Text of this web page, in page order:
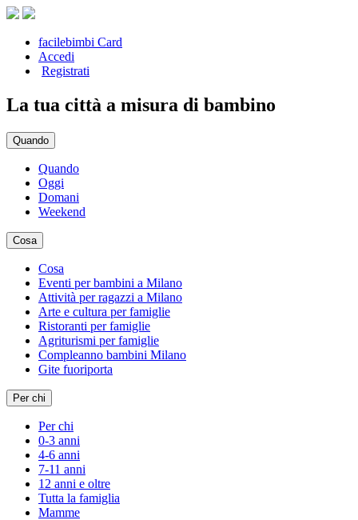
facilebimbi Card
Accedi
Registrati
La tua città a misura di bambino
Quando
Quando
Oggi
Domani
Weekend
Cosa
Cosa
Eventi per bambini a Milano
Attività per ragazzi a Milano
Arte e cultura per famiglie
Ristoranti per famiglie
Agriturismi per famiglie
Compleanno bambini Milano
Gite fuoriporta
Per chi
Per chi
0-3 anni
4-6 anni
7-11 anni
12 anni e oltre
Tutta la famiglia
Mamme